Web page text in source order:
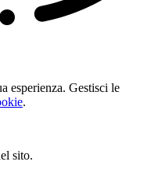
esperienza. Gestisci le
.
sito.